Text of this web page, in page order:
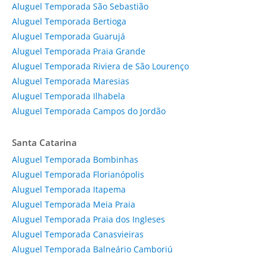
Aluguel Temporada São Sebastião
Aluguel Temporada Bertioga
Aluguel Temporada Guarujá
Aluguel Temporada Praia Grande
Aluguel Temporada Riviera de São Lourenço
Aluguel Temporada Maresias
Aluguel Temporada Ilhabela
Aluguel Temporada Campos do Jordão
Santa Catarina
Aluguel Temporada Bombinhas
Aluguel Temporada Florianópolis
Aluguel Temporada Itapema
Aluguel Temporada Meia Praia
Aluguel Temporada Praia dos Ingleses
Aluguel Temporada Canasvieiras
Aluguel Temporada Balneário Camboriú